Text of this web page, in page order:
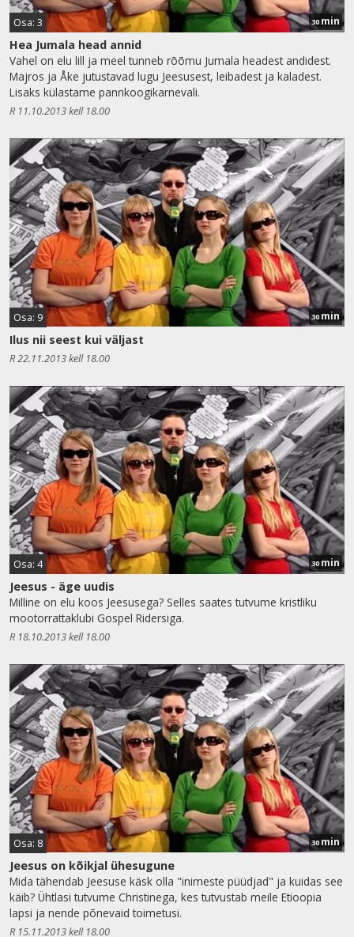
Osa: 3 30min
Hea Jumala head annid
Vahel on elu lill ja meel tunneb rõõmu Jumala headest andidest.
Majros ja Åke jutustavad lugu Jeesusest, leibadest ja kaladest.
Lisaks külastame pannkoogikarnevali.
R 11.10.2013 kell 18.00
Osa: 9 30 min
Ilus nii seest kui väljast
R 22.11.2013 kell 18.00
Osa: 4 30min
Jeesus - äge uudis
Milline on elu koos Jeesusega? Selles saates tutvume kristliku
mootorrattaklubi Gospel Ridersiga.
R 18.10.2013 kell 18.00
Osa: 8 30 min
Jeesus on kõikjal ühesugune
Mida tähendab Jeesuse käsk olla "inimeste püüdjad" ja kuidas see
käib? Ühtlasi tutvume Christinega, kes tutvustab meile Etioopia
lapsi ja nende põnevaid toimetusi.
R 15.11.2013 kell 18.00